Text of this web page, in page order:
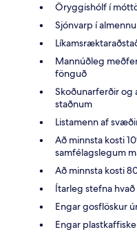
Öryggishólf í
Sjónvarp í
Mannúðleg
fönguð
Skoðunarferðir og
staðnum
Listamenn af
Að minnsta kosti
samfélagslegum
Að minnsta kosti
Ítarleg stefna
Engar gosflöskur
Engar